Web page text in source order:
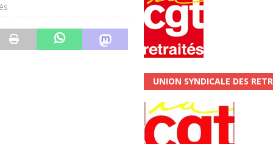
et…. des augmentations pour les salariéS !!!
de développement de la Direction Commerciale DDCE/Télévente :
UNION SYNDICALE DES